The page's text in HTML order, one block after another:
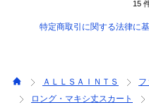
15
特定商取引に関する法律に
ＡＬＬＳＡＩＮＴＳ フ
ロング・マキシ丈スカート